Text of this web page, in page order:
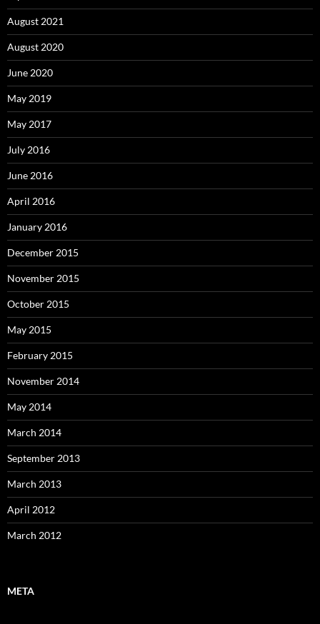
August 2021
August 2020
June 2020
May 2019
May 2017
July 2016
June 2016
April 2016
January 2016
December 2015
November 2015
October 2015
May 2015
February 2015
November 2014
May 2014
March 2014
September 2013
March 2013
April 2012
March 2012
META